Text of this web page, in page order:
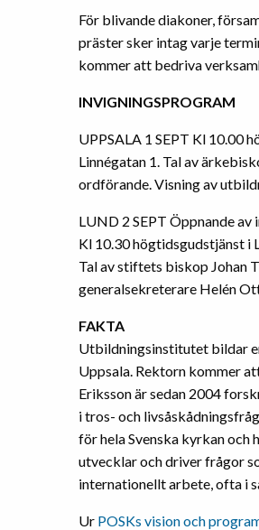
För blivande diakoner,
präster sker intag varje
kommer att bedriva
INVIGNINGSPROGRAM
UPPSALA 1 SEPT Kl 10.00
Linnégatan 1. Tal av
ordförande. Visning av
LUND 2 SEPT Öppnande
Kl 10.30 högtidsgudstjänst i
Tal av stiftets biskop Johan
generalsekreterare Helén
FAKTA
Utbildningsinstitutet bildar
Uppsala. Rektorn kommer
Eriksson är sedan 2004
i tros- och
för hela Svenska kyrkan och
utvecklar och driver frågor
internationellt arbete, ofta i
Ur POSKs vision och